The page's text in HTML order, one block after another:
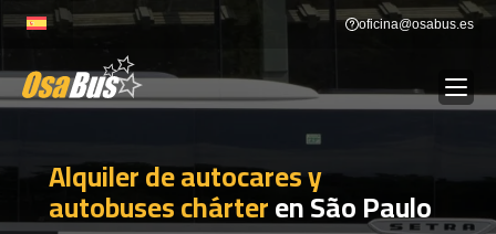
to
oficina@osabus.es
ALQUILER DE AUTOCARES
Alquiler de autocares y
autobuses chárteren São Paulo